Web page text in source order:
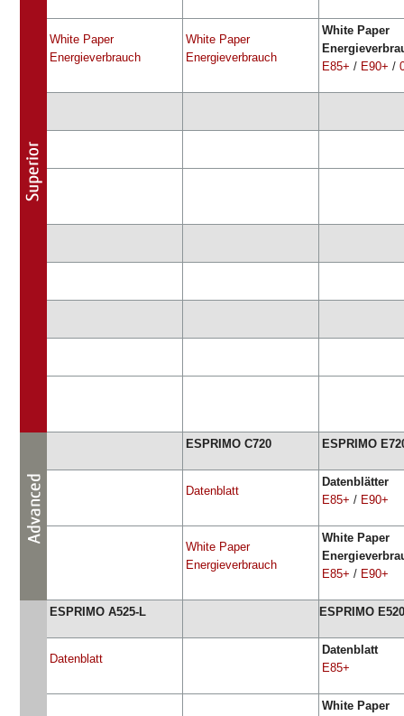
White Paper
Energieverbrauch
White Paper
Energieverbrauch
White Paper
E85+ / E90+ /
ESPRIMO C720 ESPRIMO
Datenblatt
Datenblätter
E85+ / E90+
White Paper
Energieverbrauch
White Paper
E85+ / E90+
ESPRIMO A525-L ESPRIMO E520
Datenblatt
Datenblatt
E85+
White Paper